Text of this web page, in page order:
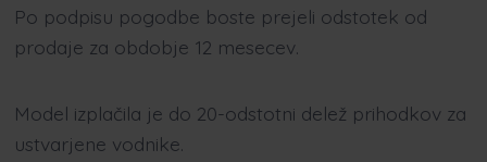
Po podpisu pogodbe boste prejeli odstotek od
prodaje za obdobje 12 mesecev.
Model izplačila je do 20-odstotni delež prihodkov za
ustvarjene vodnike.